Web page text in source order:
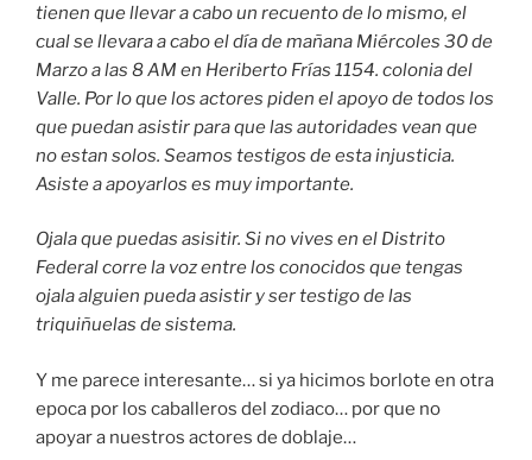
tienen que llevar a cabo un recuento de lo mismo, el
cual se llevara a cabo el día de mañana Miércoles 30 de
Marzo a las 8 AM en Heriberto Frías 1154. colonia del
Valle. Por lo que los actores piden el apoyo de todos los
que puedan asistir para que las autoridades vean que
no estan solos. Seamos testigos de esta injusticia.
Asiste a apoyarlos es muy importante.
Ojala que puedas asisitir. Si no vives en el Distrito
Federal corre la voz entre los conocidos que tengas
ojala alguien pueda asistir y ser testigo de las
triquiñuelas de sistema.
Y me parece interesante… si ya hicimos borlote en otra
epoca por los caballeros del zodiaco… por que no
apoyar a nuestros actores de doblaje…